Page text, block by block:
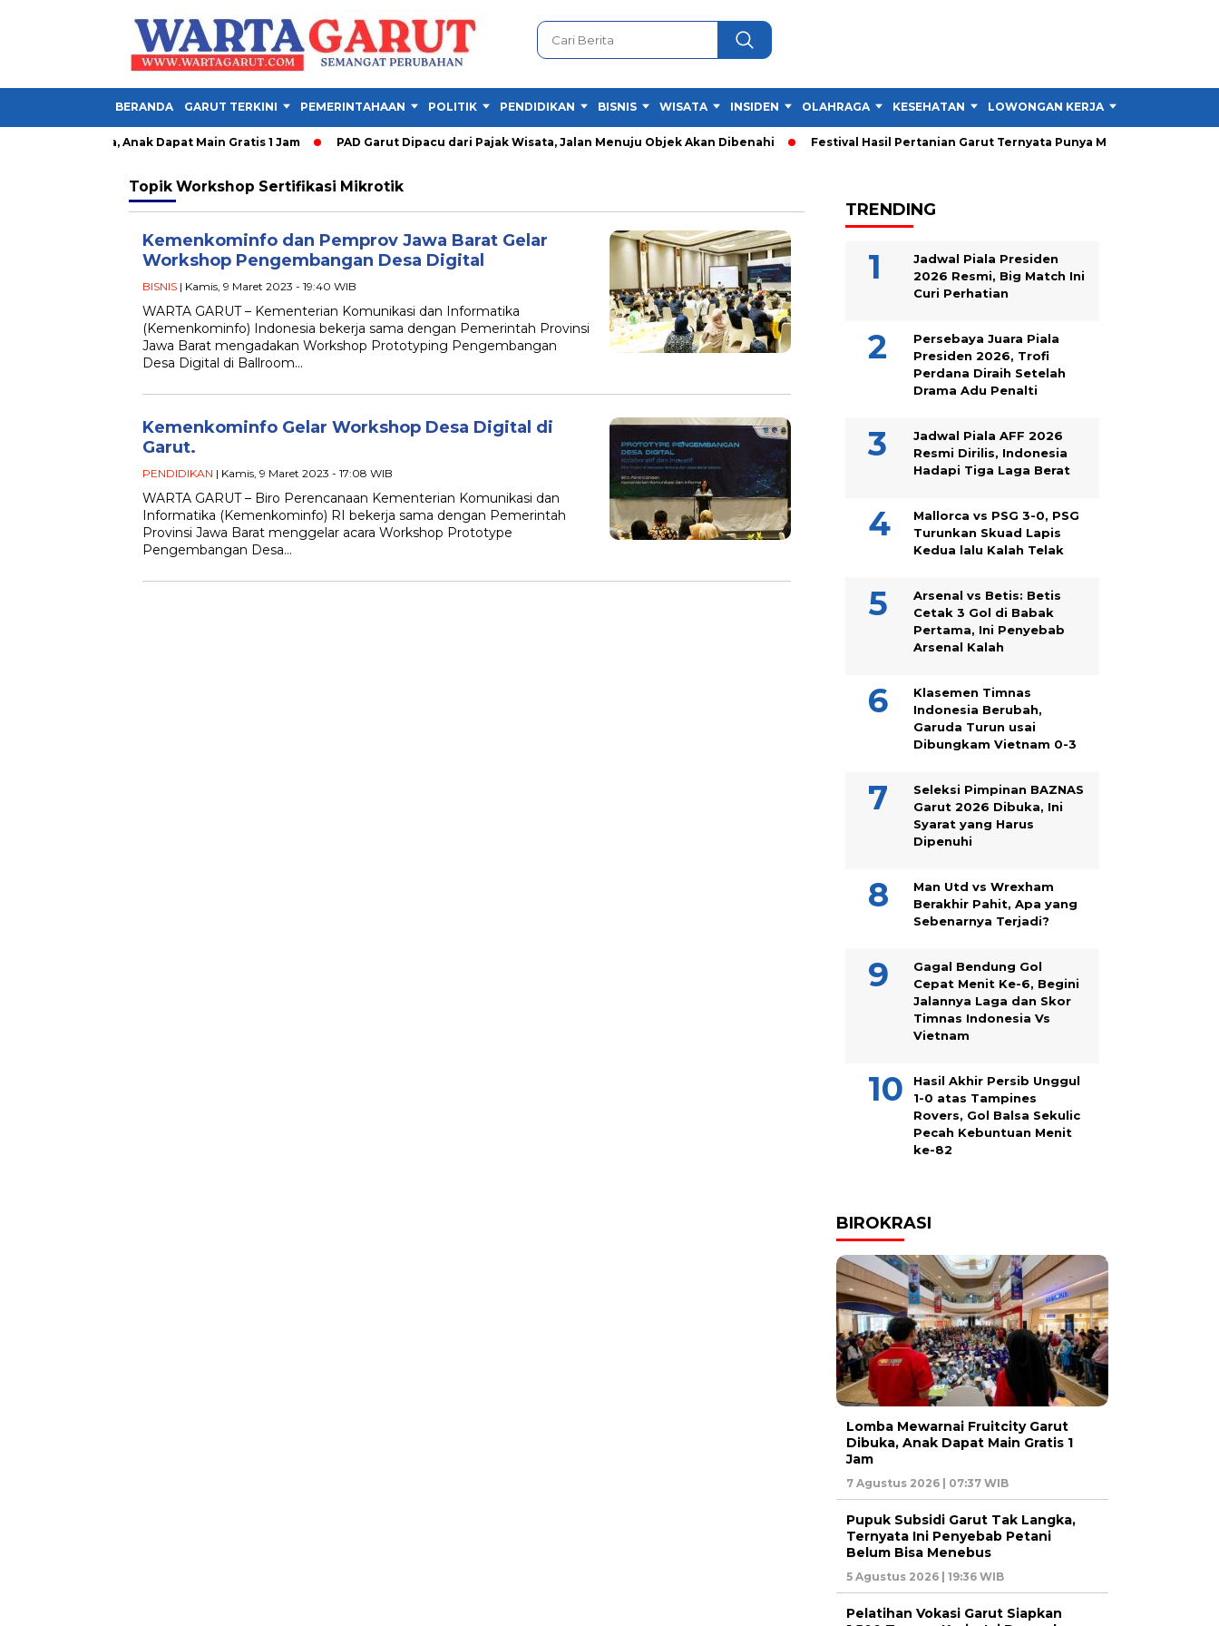
BERANDA GARUT TERKINI PEMERINTAHAAN POLITIK PENDIDIKAN BISNIS WISATA INSIDEN OLAHRAGA KESEHATAN LOWONGAN KERJA
Garut Dibuka, Anak Dapat Main Gratis 1 Jam PAD Garut Dipacu dari Pajak Wisata, Jalan Menuju Objek Akan Dibenahi Festival Hasil Pertanian Garut Ternyata Punya Misi Besar untuk
Topik Workshop Sertifikasi Mikrotik
Kemenkominfo dan Pemprov Jawa Barat Gelar
Workshop Pengembangan Desa Digital
BISNIS | Kamis, 9 Maret 2023 - 19:40 WIB
WARTA GARUT – Kementerian Komunikasi dan Informatika
(Kemenkominfo) Indonesia bekerja sama dengan Pemerintah Provinsi
Jawa Barat mengadakan Workshop Prototyping Pengembangan
Desa Digital di Ballroom…
Kemenkominfo Gelar Workshop Desa Digital di
Garut.
PENDIDIKAN | Kamis, 9 Maret 2023 - 17:08 WIB
WARTA GARUT – Biro Perencanaan Kementerian Komunikasi dan
Informatika (Kemenkominfo) RI bekerja sama dengan Pemerintah
Provinsi Jawa Barat menggelar acara Workshop Prototype
Pengembangan Desa…
TRENDING
Jadwal Piala Presiden
2026 Resmi, Big Match Ini
Curi Perhatian
Persebaya Juara Piala
Presiden 2026, Trofi
Perdana Diraih Setelah
Drama Adu Penalti
Jadwal Piala AFF 2026
Resmi Dirilis, Indonesia
Hadapi Tiga Laga Berat
Mallorca vs PSG 3-0, PSG
Turunkan Skuad Lapis
Kedua lalu Kalah Telak
Arsenal vs Betis: Betis
Cetak 3 Gol di Babak
Pertama, Ini Penyebab
Arsenal Kalah
Klasemen Timnas
Indonesia Berubah,
Garuda Turun usai
Dibungkam Vietnam 0-3
Seleksi Pimpinan BAZNAS
Garut 2026 Dibuka, Ini
Syarat yang Harus
Dipenuhi
Man Utd vs Wrexham
Berakhir Pahit, Apa yang
Sebenarnya Terjadi?
Gagal Bendung Gol
Cepat Menit Ke-6, Begini
Jalannya Laga dan Skor
Timnas Indonesia Vs
Vietnam
Hasil Akhir Persib Unggul
1-0 atas Tampines
Rovers, Gol Balsa Sekulic
Pecah Kebuntuan Menit
ke-82
BIROKRASI
Lomba Mewarnai Fruitcity Garut
Dibuka, Anak Dapat Main Gratis 1
Jam
7 Agustus 2026 | 07:37 WIB
Pupuk Subsidi Garut Tak Langka,
Ternyata Ini Penyebab Petani
Belum Bisa Menebus
5 Agustus 2026 | 19:36 WIB
Pelatihan Vokasi Garut Siapkan